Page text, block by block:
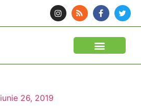
iunie 26, 2019